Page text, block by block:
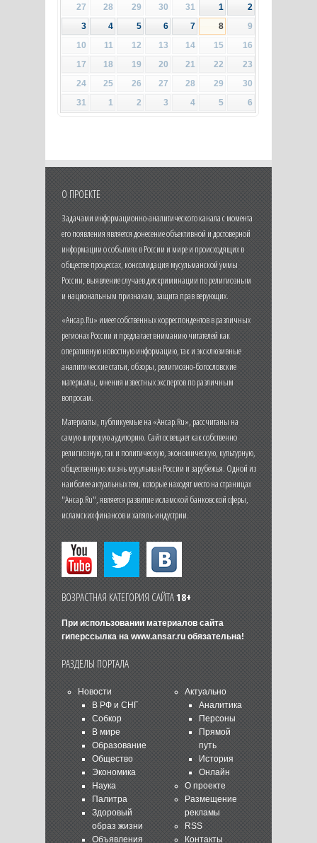
27 28 29 30 31 1
2
3
4 5 6 7 8
9
10
11 12 13 14 15
16
17
18 19 20 21 22
23
24
25 26 27 28 29
30
31
1 2 3 4 5 6
О ПРОЕКТЕ
Задачами информационно-аналитического канала с момента
его появления является донесение объективной и достоверной
информации о событиях в России и мире и происходящих в
обществе процессах, консолидация мусульманской уммы
России, выявление случаев дискриминации по религиозным
и национальным признакам, защита прав верующих.
«Ансар.Ru» имеет собственных корреспондентов в различных
регионах России и предлагает вниманию читателей как
оперативную новостную информацию, так и эксклюзивные
аналитические статьи, обзоры, религиозно-богословские
материалы, мнения известных экспертов по различным
вопросам.
Материалы, публикуемые на «Ансар.Ru», рассчитаны на
самую широкую аудиторию. Сайт освещает как собственно
религиозную, так и политическую, экономическую, культурную,
общественную жизнь мусульман России и зарубежья. Одной из
наиболее актуальных тем, которые находят место на страницах
"Ансар.Ru", является развитие исламской банковской сферы,
исламских финансов и халяль-индустрии.
ВОЗРАСТНАЯ КАТЕГОРИЯ САЙТА18+
При использовании материалов сайта
гиперссылка на www.ansar.ruобязательна!
РАЗДЕЛЫ ПОРТАЛА
Новости
В РФ и СНГ
Собкор
В мире
Образование
Общество
Экономика
Наука
Палитра
Здоровый
образ жизни
Объявления
Актуально
Аналитика
Персоны
Прямой
путь
История
Онлайн
О проекте
Размещение
рекламы
RSS
Контакты